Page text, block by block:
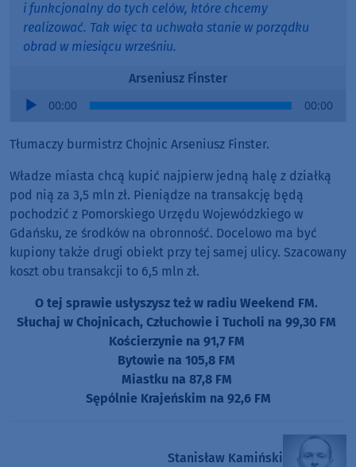
i funkcjonalny do tych celów, które chcemy
realizować. Tak więc ta uchwała stanie w porządku
obrad w miesiącu wrześniu.
Arseniusz Finster
Audio
00:00 00:00
Tłumaczy burmistrz Chojnic Arseniusz Finster.
Władze miasta chcą kupić najpierw jedną halę z działką
pod nią za 3,5 mln zł. Pieniądze na transakcję będą
pochodzić z Pomorskiego Urzędu Wojewódzkiego w
Gdańsku, ze środków na obronność. Docelowo ma być
kupiony także drugi obiekt przy tej samej ulicy. Szacowany
koszt obu transakcji to 6,5 mln zł.
O tej sprawie usłyszysz też w radiu Weekend FM.
Słuchaj w Chojnicach, Człuchowie i Tucholi na 99,30 FM
Kościerzynie na 91,7 FM
Bytowie na 105,8 FM
Miastku na 87,8 FM
Sępólnie Krajeńskim na 92,6 FM
Stanisław Kamiński